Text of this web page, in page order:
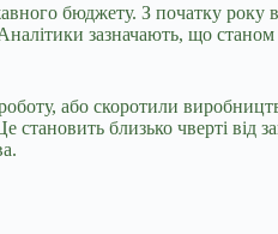
бюджету. З початку
зазначають, що
або скоротили
близько чверті від